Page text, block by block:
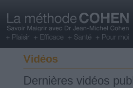
Vidéos
Dernières vidéos